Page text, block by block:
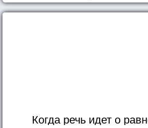
Когда речь идет о